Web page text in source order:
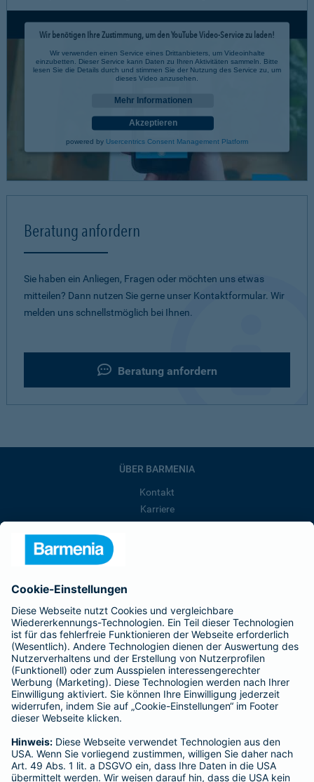
Wir benötigen Ihre Zustimmung, um den YouTube Video-Service zu laden!
Wir verwenden einen Service eines Drittanbieters, um Videoinhalte
einzubetten. Dieser Service kann Daten zu Ihren Aktivitäten sammeln. Bitte
lesen Sie die Details durch und stimmen Sie der Nutzung des Service zu, um
dieses Video anzusehen.
Mehr Informationen
Akzeptieren
powered by Usercentrics Consent Management Platform
Beratung anfordern
Sie haben ein Anliegen, Fragen oder möchten uns etwas
mitteilen? Dann nutzen Sie gerne unser Kontaktformular. Wir
melden uns schnellstmöglich bei Ihnen.
Beratung anfordern
ÜBER BARMENIA
Kontakt
Karriere
Barmenia ist Teil der BarmeniaGothaer
BELIEBTE SEITEN
Kranken-Zusatzversicherung
Tierversicherungen
Haftpflichtversicherung
Hausratversicherung
Adresse ändern
Schaden melden